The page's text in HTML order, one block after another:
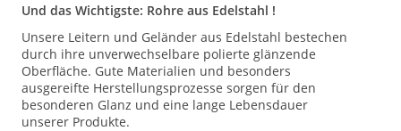
Und das Wichtigste: Rohre aus Edelstahl !
Unsere Leitern und Geländer aus Edelstahl bestechen
durch ihre unverwechselbare polierte glänzende
Oberfläche. Gute Materialien und besonders
ausgereifte Herstellungsprozesse sorgen für den
besonderen Glanz und eine lange Lebensdauer
unserer Produkte.